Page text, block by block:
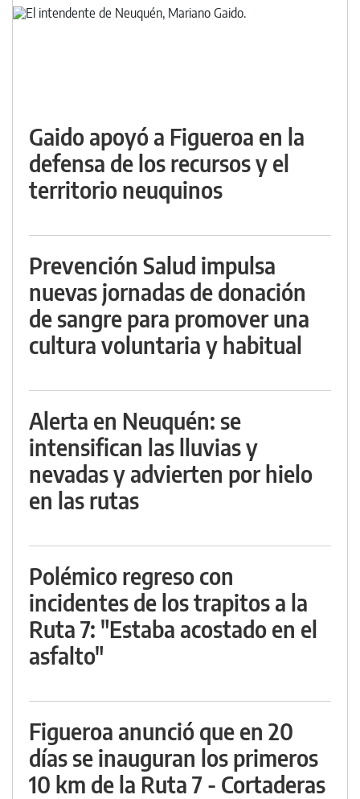
Gaido apoyó a Figueroa en la
defensa de los recursos y el
territorio neuquinos
Prevención Salud impulsa
nuevas jornadas de donación
de sangre para promover una
cultura voluntaria y habitual
Alerta en Neuquén: se
intensifican las lluvias y
nevadas y advierten por hielo
en las rutas
Polémico regreso con
incidentes de los trapitos a la
Ruta 7: "Estaba acostado en el
asfalto"
Figueroa anunció que en 20
días se inauguran los primeros
10 km de la Ruta 7 - Cortaderas